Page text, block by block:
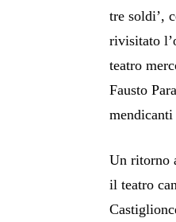
tre soldi’,
rivisitato
teatro
Fausto
Un ritorno
il teatro